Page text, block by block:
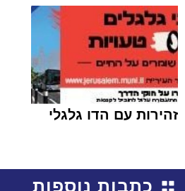
זהירות עם הדו גלגלי
כתבות נוספות